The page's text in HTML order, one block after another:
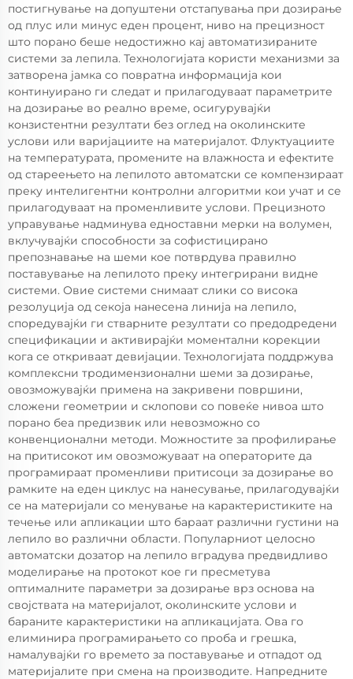
постигнување на допуштени отстапувања при дозирање
од плус или минус еден процент, ниво на прецизност
што порано беше недостижно кај автоматизираните
системи за лепила. Технологијата користи механизми за
затворена јамка со повратна информација кои
континуирано ги следат и прилагодуваат параметрите
на дозирање во реално време, осигурувајќи
конзистентни резултати без оглед на околинските
услови или варијациите на материјалот. Флуктуациите
на температурата, промените на влажноста и ефектите
од стареењето на лепилото автоматски се компензираат
преку интелигентни контролни алгоритми кои учат и се
прилагодуваат на променливите услови. Прецизното
управување надминува едноставни мерки на волумен,
вклучувајќи способности за софистицирано
препознавање на шеми кое потврдува правилно
поставување на лепилото преку интегрирани видне
системи. Овие системи снимаат слики со висока
резолуција од секоја нанесена линија на лепило,
споредувајќи ги стварните резултати со предодредени
спецификации и активирајќи моментални корекции
кога се откриваат девијации. Технологијата поддржува
комплексни тродимензионални шеми за дозирање,
овозможувајќи примена на закривени површини,
сложени геометрии и склопови со повеќе нивоа што
порано беа предизвик или невозможно со
конвенционални методи. Можностите за профилирање
на притисокот им овозможуваат на операторите да
програмираат променливи притисоци за дозирање во
рамките на еден циклус на нанесување, прилагодувајќи
се на материјали со менување на карактеристиките на
течење или апликации што бараат различни густини на
лепило во различни области. Популарниот целосно
автоматски дозатор на лепило вградува предвидливо
моделирање на протокот кое ги пресметува
оптималните параметри за дозирање врз основа на
својствата на материјалот, околинските услови и
бараните карактеристики на апликацијата. Ова го
елиминира програмирањето со проба и грешка,
намалувајќи го времето за поставување и отпадот од
материјалите при смена на производите. Напредните